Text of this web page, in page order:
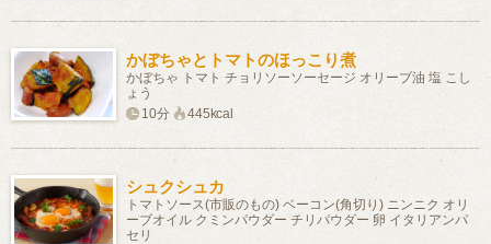
かぼちゃとトマトのほっこり煮
かぼちゃ トマト チョリソーソーセージ オリーブ油 塩 こし
ょう
10分
445kcal
シュクシュカ
トマトソース(市販のもの) ベーコン(角切り) ニンニク オリ
ーブオイル クミンパウダー チリパウダー 卵 イタリアンパ
セリ